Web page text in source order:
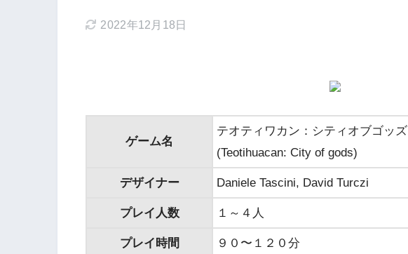
2022年12月18日
ゲーム名
テオティワカン：シティオブゴッズ
(Teotihuacan: City of gods)
デザイナー Daniele Tascini, David Turczi
プレイ人数 １～４人
プレイ時間 ９０〜１２０分